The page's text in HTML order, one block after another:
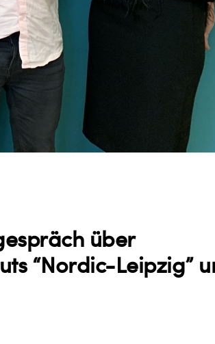
über
“Nordic-Leipzig”